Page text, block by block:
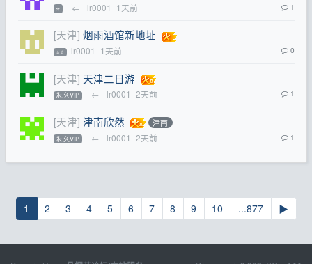
⭐ ← lr0001 1天前 1
[天津] 烟雨酒馆新地址
⭐⭐ lr0001 1天前 0
[天津] 天津二日游
永.久VIP ← lr0001 2天前 1
[天津] 津南欣然 津南
永.久VIP ← lr0001 2天前 1
1 2 3 4 5 6 7 8 9 10 ...877 ▶